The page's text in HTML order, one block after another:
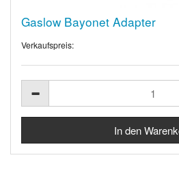
Gaslow Bayonet Adapter
Verkaufspreis: